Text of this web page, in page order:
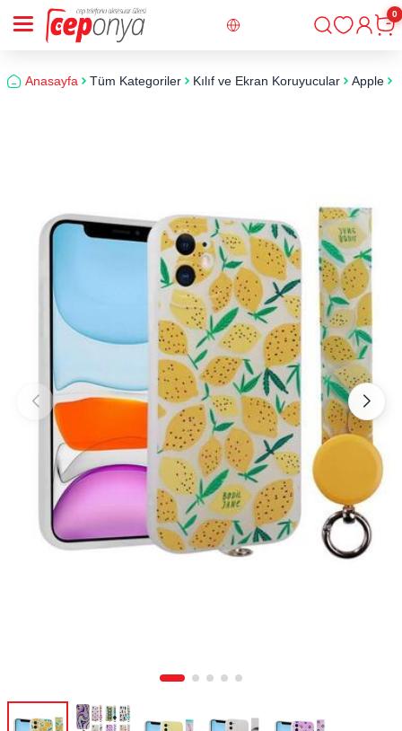
Giriş
0
Anasayfa Tüm Kategoriler Kılıf ve Ekran Koruyucular Apple